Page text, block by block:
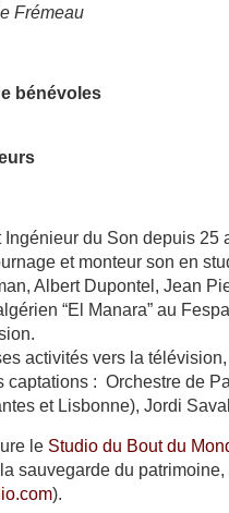
Frémeau
bénévoles
du Son depuis
et monteur son en
Albert Dupontel, Jean
“El Manara” au
activités vers la
captations : Orchestre de
et Lisbonne), Jordi
le Studio du Bout du
sauvegarde du
).